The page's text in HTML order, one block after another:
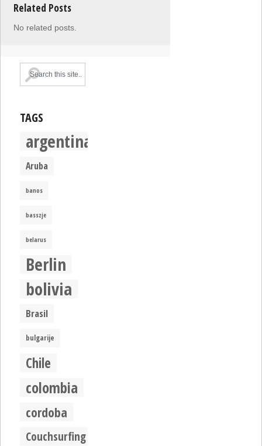
Related Posts
No related posts.
TAGS
argentina
Aruba
banos
basszje
belarus
Berlin
bolivia
Brasil
bulgarije
Chile
colombia
cordoba
Couchsurfing